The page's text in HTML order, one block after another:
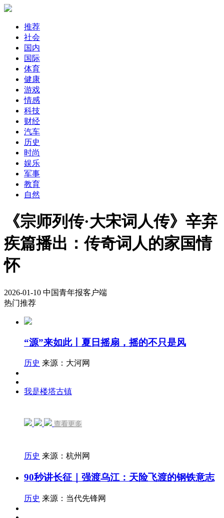
推荐
社会
国内
国际
体育
健康
游戏
情感
科技
财经
汽车
历史
时尚
娱乐
军事
教育
自然
《宗师列传·大宋词人传》辛弃
疾篇播出：传奇词人的家国情
怀
2026-01-10 中国青年报客户端
热门推荐
“源”来如此丨夏日摇扇，摇的不只是风
历史 来源：大河网
我是楼塔古镇
查看更多
历史 来源：杭州网
90秒讲长征｜强渡乌江：天险飞渡的钢铁意志
历史 来源：当代先锋网